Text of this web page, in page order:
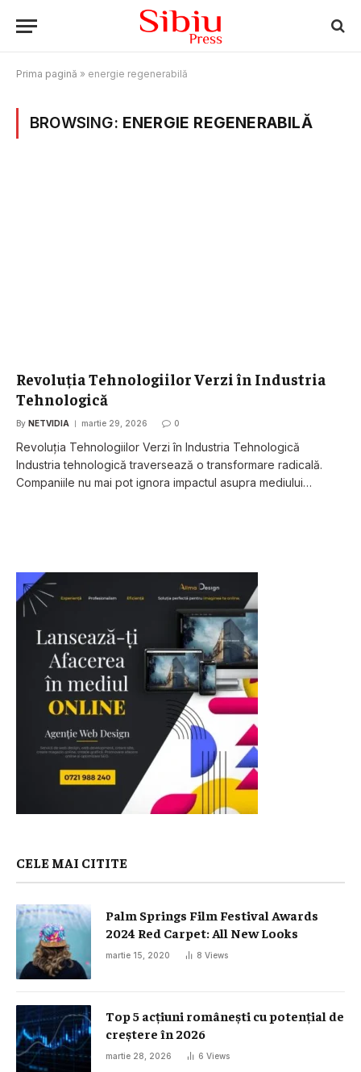
Prima pagină » energie regenerabilă
BROWSING: ENERGIE REGENERABILĂ
Revoluția Tehnologiilor Verzi în Industria
Tehnologică
By NETVIDIA martie 29, 2026 0
Revoluția Tehnologiilor Verzi în Industria Tehnologică
Industria tehnologică traversează o transformare radicală.
Companiile nu mai pot ignora impactul asupra mediului…
CELE MAI CITITE
Palm Springs Film Festival Awards
2024 Red Carpet: All New Looks
martie 15, 2020 8 Views
Top 5 acțiuni românești cu potențial de
creștere în 2026
martie 28, 2026 6 Views